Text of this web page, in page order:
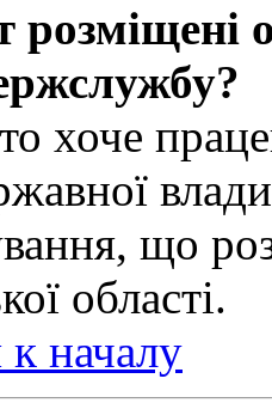
розміщені
хоче
що
області.
началу